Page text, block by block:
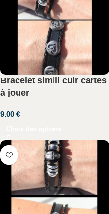
Bracelet simili cuir cartes
à jouer
9,00 €